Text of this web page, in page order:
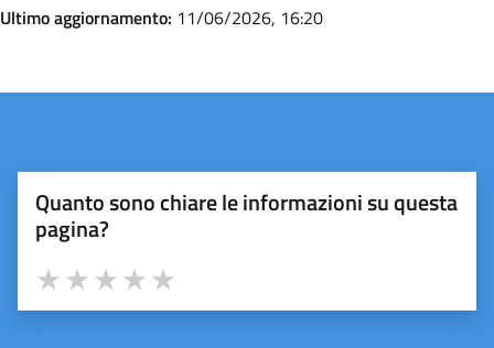
Ultimo aggiornamento: 11/06/2026, 16:20
Quanto sono chiare le informazioni su questa
pagina?
Valuta 5 stelle su 5
Valuta 4 stelle su 5
Valuta 3 stelle su 5
Valuta 2 stelle su 5
Valuta 1 stelle su 5